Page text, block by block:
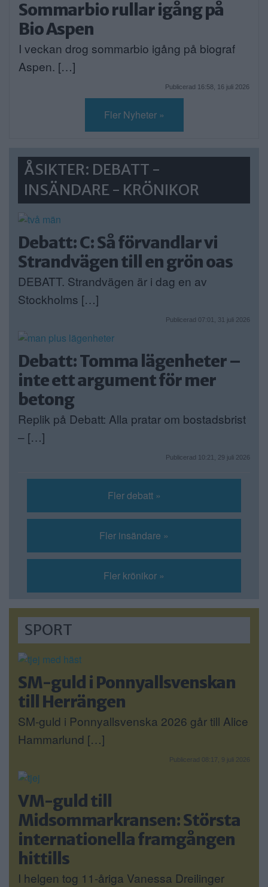
Sommarbio rullar igång på
Bio Aspen
I veckan drog sommarbio igång på biograf
Aspen. […]
Publicerad 16:58, 16 juli 2026
Fler Nyheter »
ÅSIKTER: DEBATT -
INSÄNDARE - KRÖNIKOR
Debatt: C: Så förvandlar vi
Strandvägen till en grön oas
DEBATT. Strandvägen är i dag en av
Stockholms […]
Publicerad 07:01, 31 juli 2026
Debatt: Tomma lägenheter –
inte ett argument för mer
betong
Replik på Debatt: Alla pratar om bostadsbrist
– […]
Publicerad 10:21, 29 juli 2026
Fler debatt »
Fler insändare »
Fler krönikor »
SPORT
SM-guld i Ponnyallsvenskan
till Herrängen
SM-guld i Ponnyallsvenska 2026 går till Alice
Hammarlund […]
Publicerad 08:17, 9 juli 2026
VM-guld till
Midsommarkransen: Största
internationella framgången
hittills
I helgen tog 11-åriga Vanessa Dreilinger